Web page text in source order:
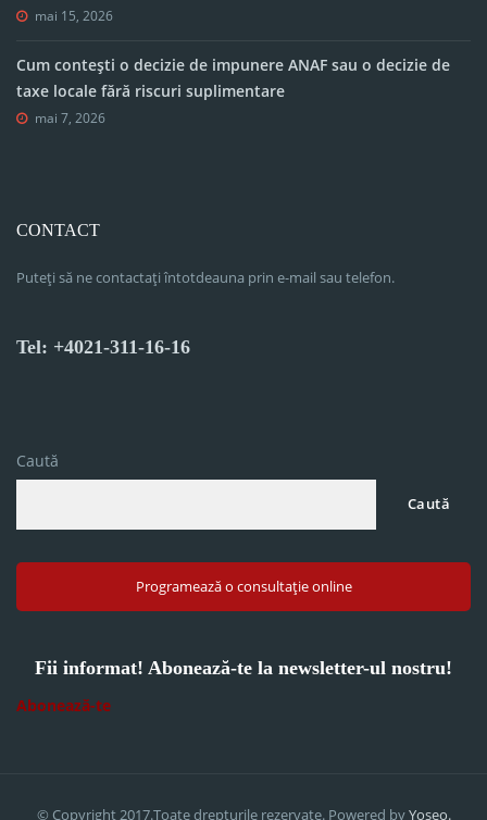
mai 15, 2026
Cum contești o decizie de impunere ANAF sau o decizie de
taxe locale fără riscuri suplimentare
mai 7, 2026
CONTACT
Puteți să ne contactați întotdeauna prin e-mail sau telefon.
Tel: +4021-311-16-16
Caută
Caută
Programează o consultație online
Fii informat! Abonează-te la newsletter-ul nostru!
Abonează-te
© Copyright 2017.Toate drepturile rezervate. Powered byYoseo.